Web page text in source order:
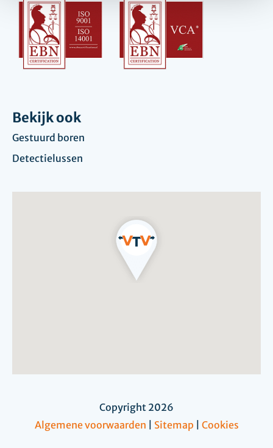
Bekijk ook
Gestuurd boren
Detectielussen
Copyright 2026
Algemene voorwaarden
Sitemap Cookies